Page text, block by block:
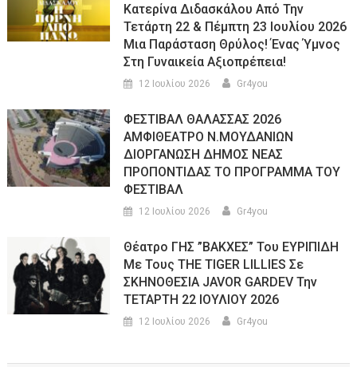
Κατερίνα Διδασκάλου Από Την
Τετάρτη 22 & Πέμπτη 23 Ιουλίου 2026
Μια Παράσταση Θρύλος! Ένας Ύμνος
Στη Γυναικεία Αξιοπρέπεια!
12 Ιουλίου 2026 Gr4you
ΦΕΣΤΙΒΑΛ ΘΑΛΑΣΣΑΣ 2026
ΑΜΦΙΘΕΑΤΡΟ Ν.ΜΟΥΔΑΝΙΩΝ
ΔΙΟΡΓΑΝΩΣΗ ΔΗΜΟΣ ΝΕΑΣ
ΠΡΟΠΟΝΤΙΔΑΣ ΤΟ ΠΡΟΓΡΑΜΜΑ ΤΟΥ
ΦΕΣΤΙΒΑΛ
12 Ιουλίου 2026 Gr4you
Θέατρο ΓΗΣ ”ΒΑΚΧΕΣ” Του ΕΥΡΙΠΙΔΗ
Με Τους THE TIGER LILLIES Σε
ΣΚΗΝΟΘΕΣΙΑ JAVOR GARDEV Την
ΤΕΤΑΡΤΗ 22 ΙΟΥΛΙΟΥ 2026
12 Ιουλίου 2026 Gr4you